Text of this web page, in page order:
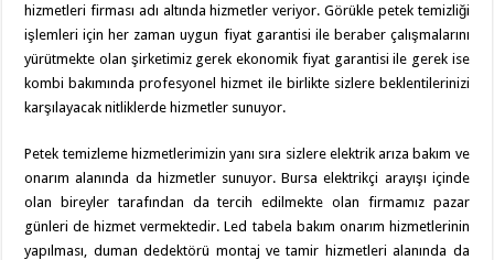
hizmetleri firması adı altında hizmetler veriyor. Görükle petek temizliği
işlemleri için her zaman uygun fiyat garantisi ile beraber çalışmalarını
yürütmekte olan şirketimiz gerek ekonomik fiyat garantisi ile gerek ise
kombi bakımında profesyonel hizmet ile birlikte sizlere beklentilerinizi
karşılayacak nitliklerde hizmetler sunuyor.
Petek temizleme hizmetlerimizin yanı sıra sizlere elektrik arıza bakım ve
onarım alanında da hizmetler sunuyor. Bursa elektrikçi arayışı içinde
olan bireyler tarafından da tercih edilmekte olan firmamız pazar
günleri de hizmet vermektedir. Led tabela bakım onarım hizmetlerinin
yapılması, duman dedektörü montaj ve tamir hizmetleri alanında da